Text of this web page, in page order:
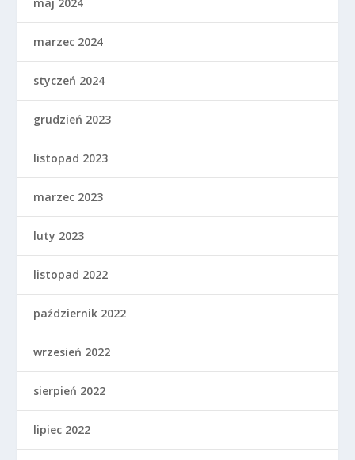
marzec 2024
styczeń 2024
grudzień 2023
listopad 2023
marzec 2023
luty 2023
listopad 2022
październik 2022
wrzesień 2022
sierpień 2022
lipiec 2022